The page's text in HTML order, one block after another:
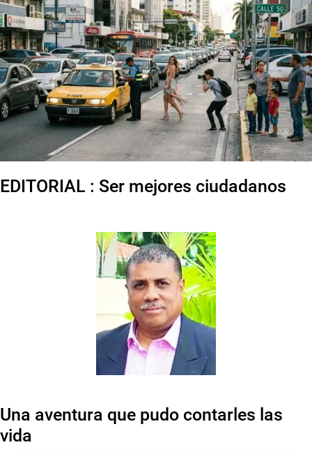
EDITORIAL : Ser mejores ciudadanos
Una aventura que pudo contarles las
vida